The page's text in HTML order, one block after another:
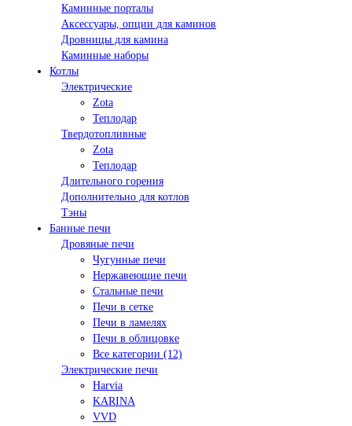
Каминные порталы
Аксессуары, опции для каминов
Дровницы для камина
Каминные наборы
Котлы
Электрические
Zota
Теплодар
Твердотопливные
Zota
Теплодар
Длительного горения
Дополнительно для котлов
Тэны
Банные печи
Дровяные печи
Чугунные печи
Нержавеющие печи
Стальные печи
Печи в сетке
Печи в ламелях
Печи в облицовке
Все категории (12)
Электрические печи
Harvia
KARINA
VVD